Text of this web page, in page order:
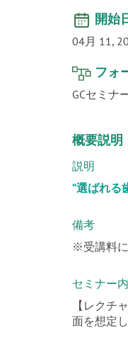
開始
04月 11,
フォ
GCセミナ
概要説明
説明
“選ばれる
備考
※受講料に
セミナー
【レク
面を想定